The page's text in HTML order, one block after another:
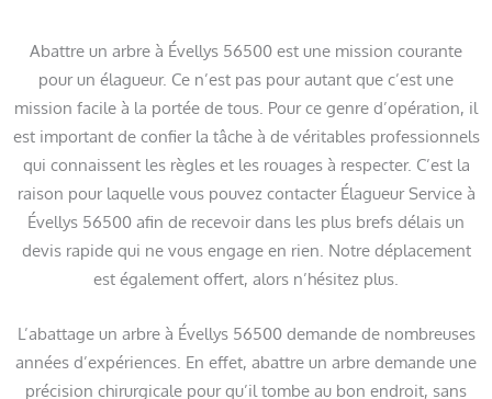
Abattre un arbre à Évellys 56500 est une mission courante
pour un élagueur. Ce n’est pas pour autant que c’est une
mission facile à la portée de tous. Pour ce genre d’opération, il
est important de confier la tâche à de véritables professionnels
qui connaissent les règles et les rouages à respecter. C’est la
raison pour laquelle vous pouvez contacter Élagueur Service à
Évellys 56500 afin de recevoir dans les plus brefs délais un
devis rapide qui ne vous engage en rien. Notre déplacement
est également offert, alors n’hésitez plus.
L’abattage un arbre à Évellys 56500 demande de nombreuses
années d’expériences. En effet, abattre un arbre demande une
précision chirurgicale pour qu’il tombe au bon endroit, sans